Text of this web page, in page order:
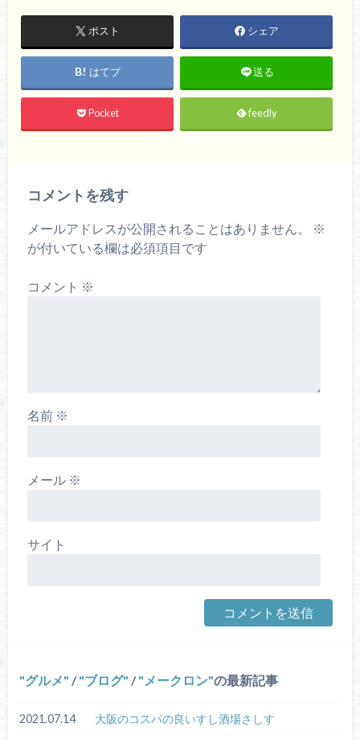
ポスト シェア
はてブ 送る
Pocket feedly
コメントを残す
メールアドレスが公開されることはありません。
※
が付いている欄は必須項目です
コメント ※
名前 ※
メール ※
サイト
グルメ / ブログ / メークロン の最新記事
2021.07.14 大阪のコスパの良いすし酒場さしす